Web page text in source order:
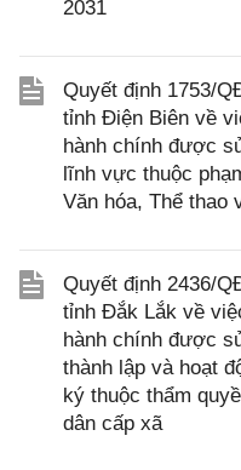
2031
Quyết định 1753/
tỉnh Điện Biên về
hành chính được
lĩnh vực thuộc
Văn hóa, Thể thao
Quyết định 2436/
tỉnh Đắk Lắk về
hành chính được
thành lập và hoạt
ký thuộc thẩm
dân cấp xã